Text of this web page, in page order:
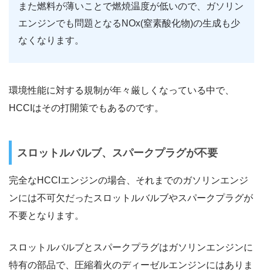
また燃料が薄いことで燃焼温度が低いので、ガソリン
エンジンでも問題となるNOx(窒素酸化物)の生成も少
なくなります。
環境性能に対する規制が年々厳しくなっている中で、
HCCIはその打開策でもあるのです。
スロットルバルブ、スパークプラグが不要
完全なHCCIエンジンの場合、それまでのガソリンエンジ
ンには不可欠だったスロットルバルブやスパークプラグが
不要となります。
スロットルバルブとスパークプラグはガソリンエンジンに
特有の部品で、圧縮着火のディーゼルエンジンにはありま